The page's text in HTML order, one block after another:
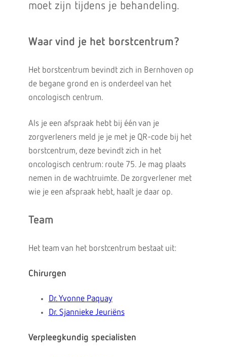
moet zijn tijdens je behandeling.
Waar vind je het borstcentrum?
Het borstcentrum bevindt zich in Bernhoven op
de begane grond en is onderdeel van het
oncologisch centrum.
Als je een afspraak hebt bij één van je
zorgverleners meld je je met je QR-code bij het
borstcentrum, deze bevindt zich in het
oncologisch centrum: route 75. Je mag plaats
nemen in de wachtruimte. De zorgverlener met
wie je een afspraak hebt, haalt je daar op.
Team
Het team van het borstcentrum bestaat uit:
Chirurgen
Dr. Yvonne Paquay
Dr. Sjannieke Jeuriëns
Verpleegkundig specialisten